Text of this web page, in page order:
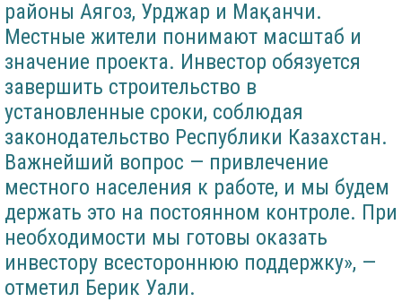
районы Аягоз, Урджар и Мақанчи.
Местные жители понимают масштаб и
значение проекта. Инвестор обязуется
завершить строительство в
установленные сроки, соблюдая
законодательство Республики Казахстан.
Важнейший вопрос — привлечение
местного населения к работе, и мы будем
держать это на постоянном контроле. При
необходимости мы готовы оказать
инвестору всестороннюю поддержку», —
отметил Берик Уали.